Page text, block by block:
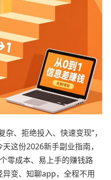
、拒绝投入、快速变现”，
这份2026新手副业指南，
零成本、易上手的赚钱路
变、知聊app，全程不用